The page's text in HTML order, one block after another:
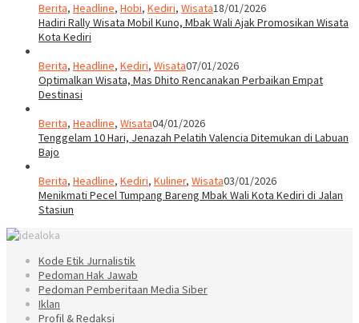
Berita, Headline, Hobi, Kediri, Wisata18/01/2026
Hadiri Rally Wisata Mobil Kuno, Mbak Wali Ajak Promosikan Wisata
Kota Kediri
Berita, Headline, Kediri, Wisata07/01/2026
Optimalkan Wisata, Mas Dhito Rencanakan Perbaikan Empat
Destinasi
Berita, Headline, Wisata04/01/2026
Tenggelam 10 Hari, Jenazah Pelatih Valencia Ditemukan di Labuan
Bajo
Berita, Headline, Kediri, Kuliner, Wisata03/01/2026
Menikmati Pecel Tumpang Bareng Mbak Wali Kota Kediri di Jalan
Stasiun
Kode Etik Jurnalistik
Pedoman Hak Jawab
Pedoman Pemberitaan Media Siber
Iklan
Profil & Redaksi